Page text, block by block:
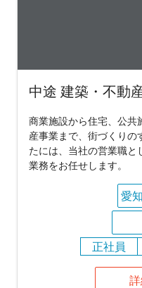
中途 建築・不動
商業施設から住宅、公共
産事業まで、街づくりの
たには、当社の営業職
業務をお任せします。
愛
正社員